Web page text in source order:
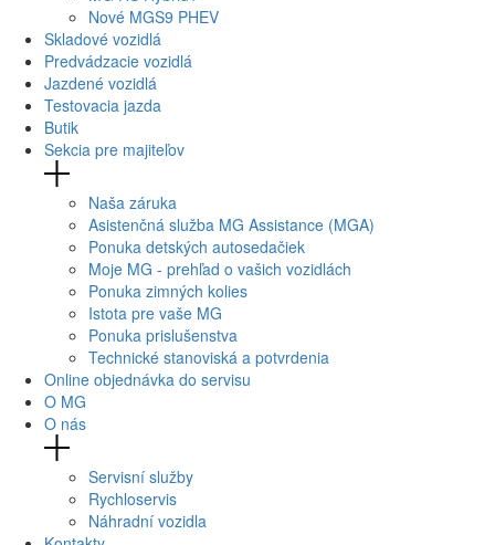
Nové MGS9 PHEV
Skladové vozidlá
Predvádzacie vozidlá
Jazdené vozidlá
Testovacia jazda
Butik
Sekcia pre majiteľov
Naša záruka
Asistenčná služba MG Assistance (MGA)
Ponuka detských autosedačiek
Moje MG - prehľad o vašich vozidlách
Ponuka zimných kolies
Istota pre vaše MG
Ponuka prislušenstva
Technické stanoviská a potvrdenia
Online objednávka do servisu
O MG
O nás
Servisní služby
Rychloservis
Náhradní vozidla